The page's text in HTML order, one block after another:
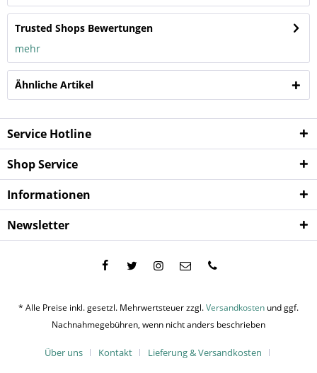
Trusted Shops Bewertungen
mehr
Ähnliche Artikel
Service Hotline
Shop Service
Informationen
Newsletter
* Alle Preise inkl. gesetzl. Mehrwertsteuer zzgl.Versandkosten und ggf.
Nachnahmegebühren, wenn nicht anders beschrieben
Über uns Kontakt
Lieferung & Versandkosten